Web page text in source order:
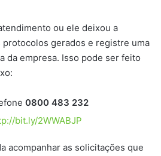
ou ele deixou a
gerados e registre uma
da empresa. Isso pode ser feito
0800 483 232
bit.ly/2WWABJP
acompanhar as solicitações que